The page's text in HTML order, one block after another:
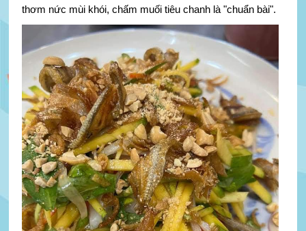
thơm nức mùi khói, chấm muối tiêu chanh là "chuẩn bài".